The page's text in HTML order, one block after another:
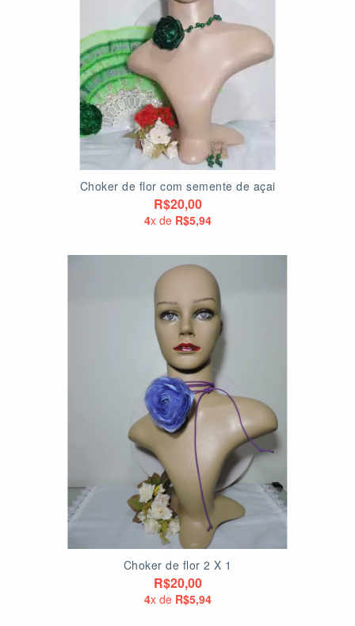
Choker de flor com semente de açai
R$20,00
4x de R$5,94
Choker de flor 2 X 1
R$20,00
4x de R$5,94